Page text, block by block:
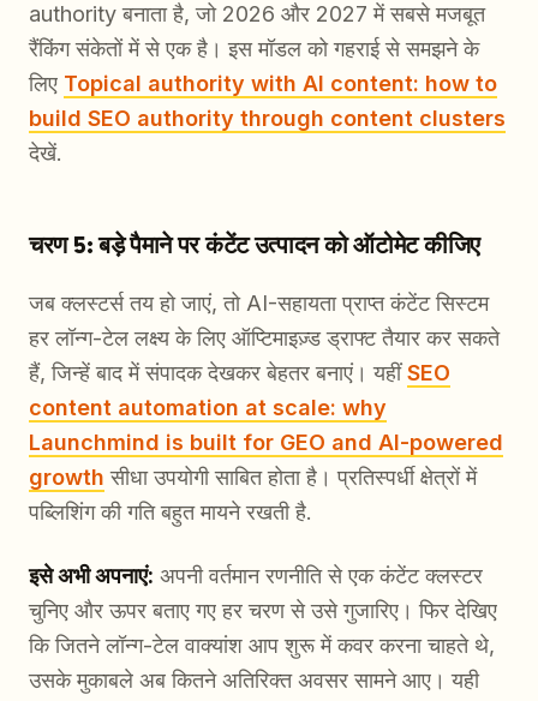
authority बनाता है, जो 2026 और 2027 में सबसे मजबूत
रैंकिंग संकेतों में से एक है। इस मॉडल को गहराई से समझने के
लिए Topical authority with AI content: how to
build SEO authority through content clusters
देखें.
चरण 5: बड़े पैमाने पर कंटेंट उत्पादन को ऑटोमेट कीजिए
जब क्लस्टर्स तय हो जाएं, तो AI-सहायता प्राप्त कंटेंट सिस्टम
हर लॉन्ग-टेल लक्ष्य के लिए ऑप्टिमाइज़्ड ड्राफ्ट तैयार कर सकते
हैं, जिन्हें बाद में संपादक देखकर बेहतर बनाएं। यहींSEO
content automation at scale: why
Launchmind is built for GEO and AI-powered
growth सीधा उपयोगी साबित होता है। प्रतिस्पर्धी क्षेत्रों में
पब्लिशिंग की गति बहुत मायने रखती है.
इसे अभी अपनाएं: अपनी वर्तमान रणनीति से एक कंटेंट क्लस्टर
चुनिए और ऊपर बताए गए हर चरण से उसे गुजारिए। फिर देखिए
कि जितने लॉन्ग-टेल वाक्यांश आप शुरू में कवर करना चाहते थे,
उसके मुकाबले अब कितने अतिरिक्त अवसर सामने आए। यही